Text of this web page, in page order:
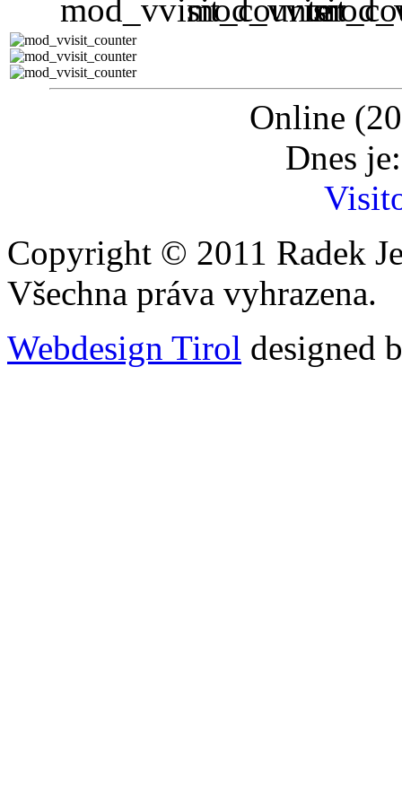
Online
Dnes
Copyright © 2011 Radek
Všechna práva vyhrazena.
Webdesign Tirol designed